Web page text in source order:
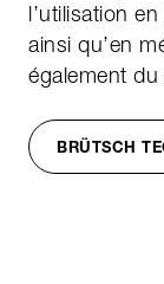
l’utilisation
ainsi qu’en
également
BRÜTSCH